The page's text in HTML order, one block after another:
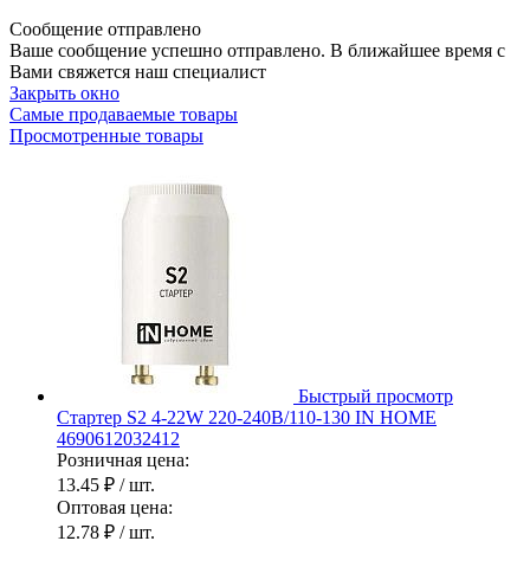
Сообщение отправлено
Ваше сообщение успешно отправлено. В ближайшее время с
Вами свяжется наш специалист
Закрыть окно
Самые продаваемые товары
Просмотренные товары
Быстрый просмотр
Стартер S2 4-22W 220-240В/110-130 IN HOME
4690612032412
Розничная цена:
13.45 ₽ / шт.
Оптовая цена:
12.78 ₽ / шт.